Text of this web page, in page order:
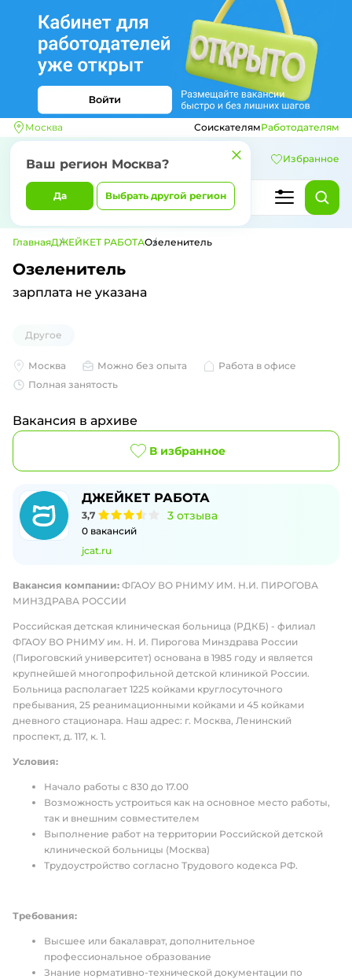
Москва
Ваш регион Москва?
Да Выбрать другой регион
СоискателямРаботодателям
Избранное
ГлавнаяДЖЕЙКЕТ РАБОТАОзеленитель
Озеленитель
зарплата не указана
Другое
Москва Можно без опыта
Работа в офисе
Полная занятость
Вакансия в архиве
В избранное
ДЖЕЙКЕТ РАБОТА
3,7 3 отзыва
0 вакансий
jcat.ru
Вакансия компании: ФГАОУ ВО РНИМУ ИМ. Н.И. ПИРОГОВА
МИНЗДРАВА РОССИИ
Российская детская клиническая больница (РДКБ) - филиал
ФГАОУ ВО РНИМУ им. Н. И. Пирогова Минздрава России
(Пироговский университет) основана в 1985 году и является
крупнейшей многопрофильной детской клиникой России.
Больница располагает 1225 койками круглосуточного
пребывания, 25 реанимационными койками и 45 койками
дневного стационара. Наш адрес: г. Москва, Ленинский
проспект, д. 117, к. 1.
Условия:
Начало работы с 830 до 17.00
Возможность устроиться как на основное место работы,
так и внешним совместителем
Выполнение работ на территории Российской детской
клинической больницы (Москва)
Трудоустройство согласно Трудового кодекса РФ.
Требования:
Высшее или бакалаврат, дополнительное
профессиональное образование
Знание нормативно-технической документации по